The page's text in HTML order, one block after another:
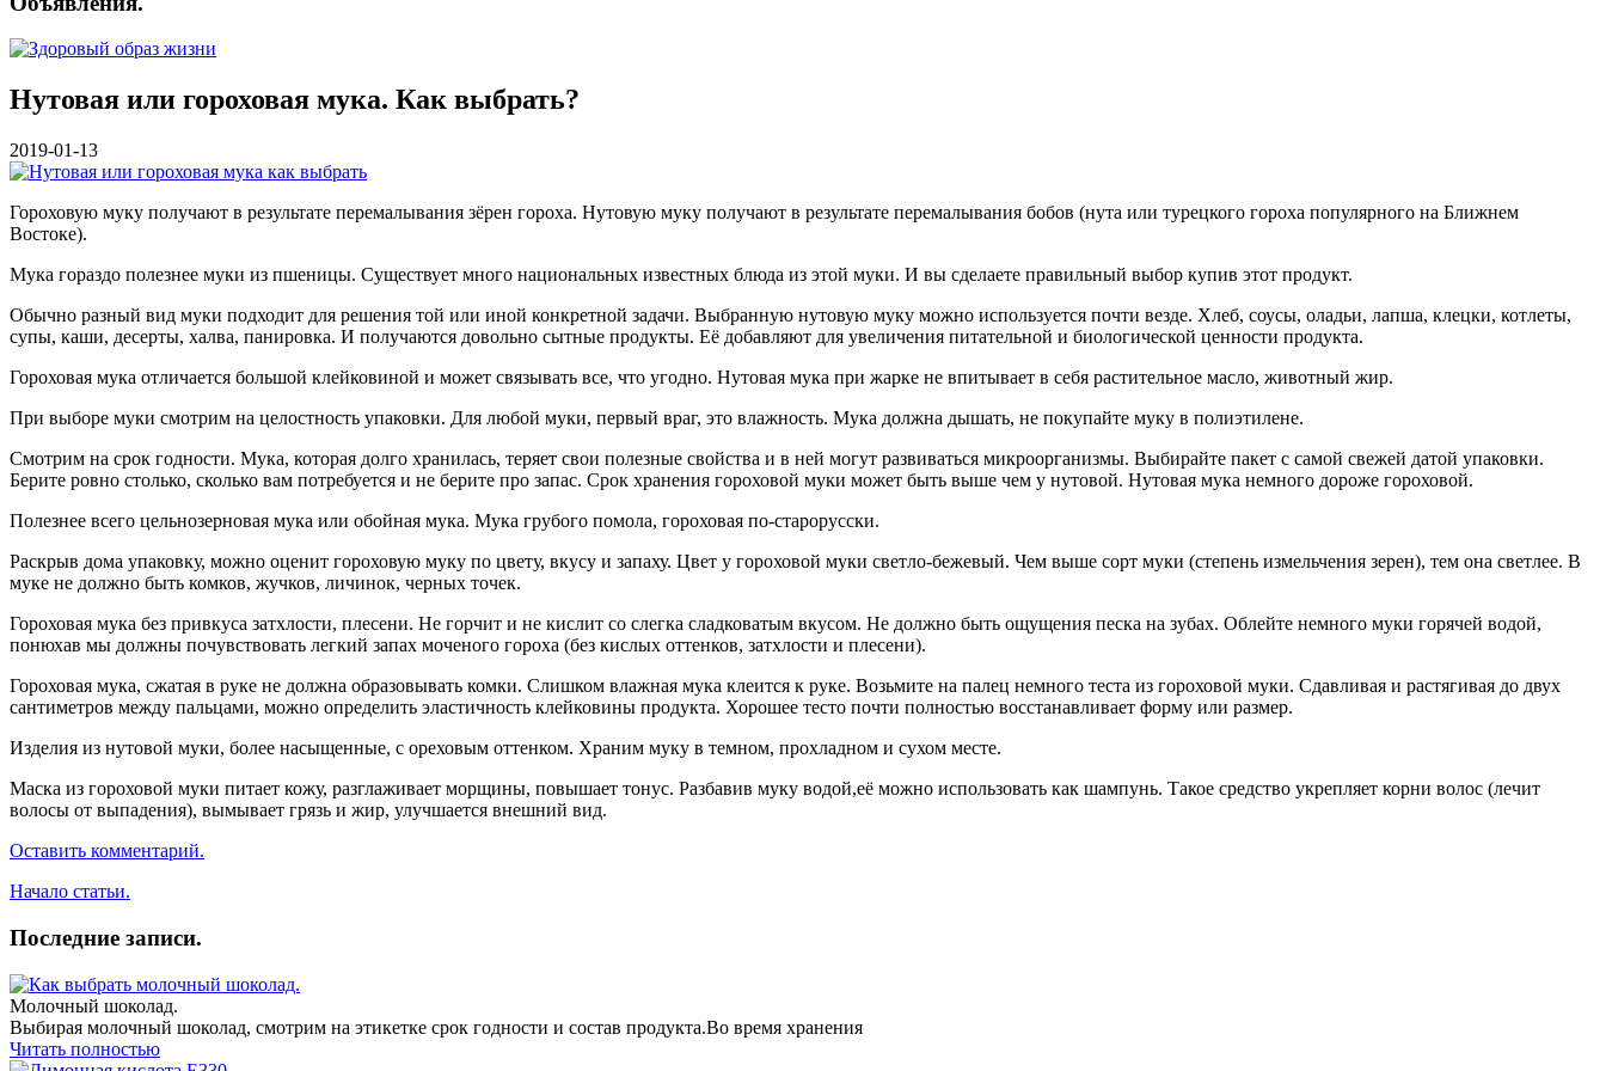
Нутовая или гороховая мука. Как выбрать?
2019-01-13
Гороховую муку получают в результате перемалывания зёрен гороха. Нутовую муку получают в результате перемалывания бобов (нута или турецкого гороха популярного на Ближнем
Востоке).
Мука гораздо полезнее муки из пшеницы. Существует много национальных известных блюда из этой муки. И вы сделаете правильный выбор купив этот продукт.
Обычно разный вид муки подходит для решения той или иной конкретной задачи. Выбранную нутовую муку можно используется почти везде. Хлеб, соусы, оладьи, лапша, клецки, котлеты,
супы, каши, десерты, халва, панировка. И получаются довольно сытные продукты. Её добавляют для увеличения питательной и биологической ценности продукта.
Гороховая мука отличается большой клейковиной и может связывать все, что угодно. Нутовая мука при жарке не впитывает в себя растительное масло, животный жир.
При выборе муки смотрим на целостность упаковки. Для любой муки, первый враг, это влажность. Мука должна дышать, не покупайте муку в полиэтилене.
Смотрим на срок годности. Мука, которая долго хранилась, теряет свои полезные свойства и в ней могут развиваться микроорганизмы. Выбирайте пакет с самой свежей датой упаковки.
Берите ровно столько, сколько вам потребуется и не берите про запас. Срок хранения гороховой муки может быть выше чем у нутовой. Нутовая мука немного дороже гороховой.
Полезнее всего цельнозерновая мука или обойная мука. Мука грубого помола, гороховая по-старорусски.
Раскрыв дома упаковку, можно оценит гороховую муку по цвету, вкусу и запаху. Цвет у гороховой муки светло-бежевый. Чем выше сорт муки (степень измельчения зерен), тем она светлее. В
муке не должно быть комков, жучков, личинок, черных точек.
Гороховая мука без привкуса затхлости, плесени. Не горчит и не кислит со слегка сладковатым вкусом. Не должно быть ощущения песка на зубах. Облейте немного муки горячей водой,
понюхав мы должны почувствовать легкий запах моченого гороха (без кислых оттенков, затхлости и плесени).
Гороховая мука, сжатая в руке не должна образовывать комки. Слишком влажная мука клеится к руке. Возьмите на палец немного теста из гороховой муки. Сдавливая и растягивая до двух
сантиметров между пальцами, можно определить эластичность клейковины продукта. Хорошее тесто почти полностью восстанавливает форму или размер.
Изделия из нутовой муки, более насыщенные, с ореховым оттенком. Храним муку в темном, прохладном и сухом месте.
Маска из гороховой муки питает кожу, разглаживает морщины, повышает тонус. Разбавив муку водой,её можно использовать как шампунь. Такое средство укрепляет корни волос (лечит
волосы от выпадения), вымывает грязь и жир, улучшается внешний вид.
Оставить комментарий.
Начало статьи.
Последние записи.
Молочный шоколад.
Выбирая молочный шоколад, смотрим на этикетке срок годности и состав продукта.Во время хранения
Читать полностью